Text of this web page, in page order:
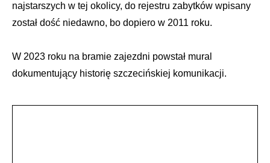
najstarszych w tej okolicy, do rejestru zabytków wpisany
został dość niedawno, bo dopiero w 2011 roku.
W 2023 roku na bramie zajezdni powstał mural
dokumentujący historię szczecińskiej komunikacji.